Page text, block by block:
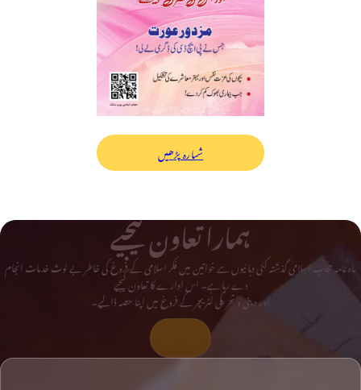
شمارہ پڑھیں
ہمارا تعاون کیجیے
ماہ نامہ حجاب اسلامی گذشتہ کئی دہائیوں سے خواتین میں فکر اسلامی کے فروغ کی خاطر بے لوث خدمات انجام
دے رہا ہے۔ اس ادارے کا تعاون کیجیے
اور دینی و تحریکی لٹریچر کے فروغ میں اپنا حصہ ڈالیے۔